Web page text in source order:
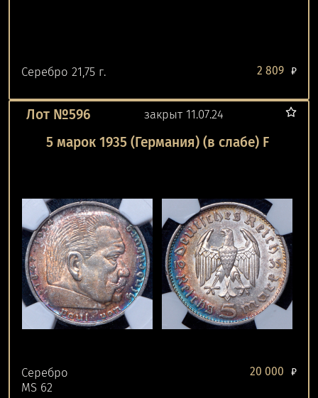
Серебро 21,75 г. 2 809 ₽
Лот №596 закрыт 11.07.24
5 марок 1935 (Германия) (в слабе) F
Серебро
MS 62
20 000 ₽